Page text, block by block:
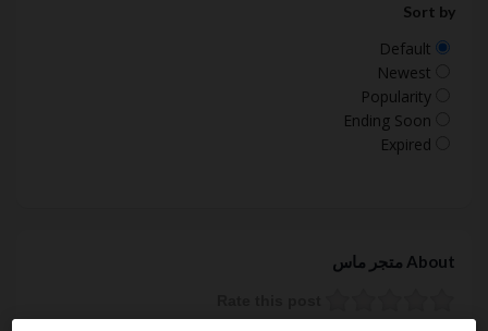
Sort by
Default
Newest
Popularity
Ending Soon
Expired
About متجر ماس